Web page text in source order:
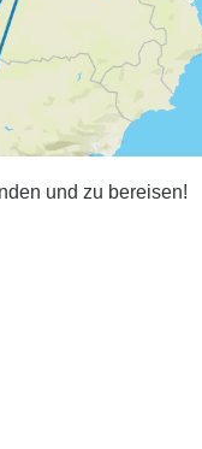
und zu bereisen!